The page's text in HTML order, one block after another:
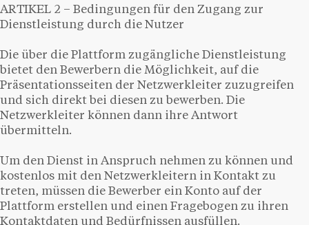
ARTIKEL 2 – Bedingungen für den Zugang zur
Dienstleistung durch die Nutzer
Die über die Plattform zugängliche Dienstleistung
bietet den Bewerbern die Möglichkeit, auf die
Präsentationsseiten der Netzwerkleiter zuzugreifen
und sich direkt bei diesen zu bewerben. Die
Netzwerkleiter können dann ihre Antwort
übermitteln.
Um den Dienst in Anspruch nehmen zu können und
kostenlos mit den Netzwerkleitern in Kontakt zu
treten, müssen die Bewerber ein Konto auf der
Plattform erstellen und einen Fragebogen zu ihren
Kontaktdaten und Bedürfnissen ausfüllen.